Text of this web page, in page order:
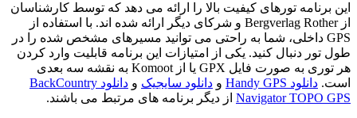
این برنامه تورهای کیفیت بالا را ارائه می دهد که توسط کارشناسان
از Bergverlag Rother و شرکای دیگر ارائه شده اند. با استفاده از
GPS داخلی، شما به راحتی می توانید مسیرهای مشخص شده را در
طول تور دنبال کنید. یکی از امتیازات این برنامه قابلیت وارد کردن
هر توری به صورت فایل GPX یا از Komoot به نقشه سه بعدی
است. دانلود Handy GPS و دانلود سایجیک و
دانلود BackCountry
Navigator TOPO GPS از دیگر برنامه های مرتبط می باشند.